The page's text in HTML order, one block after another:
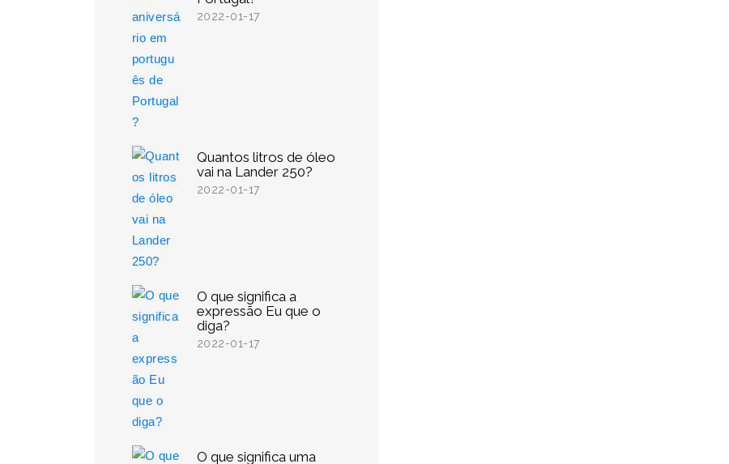
2022-01-17
Quantos litros de óleo
vai na Lander 250?
2022-01-17
O que significa a
expressão Eu que o
diga?
2022-01-17
O que significa uma